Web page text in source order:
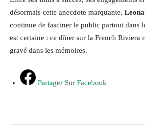
désormais cette anecdote marquante,
continue de fasciner le public partout dans
est certaine : ce dîner sur la French Riviera
gravé dans les mémoires.
Partager Sur Facebook